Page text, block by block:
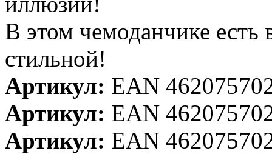
В этом чемоданчике есть
стильной!
Артикул: EAN
Артикул: EAN
Артикул: EAN